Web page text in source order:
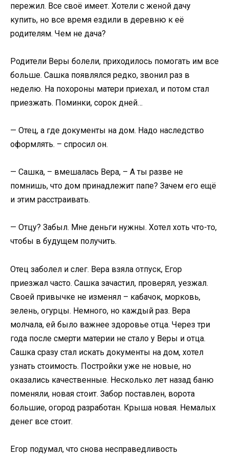
пережил. Все своё имеет. Хотели с женой дачу
купить, но все время ездили в деревню к её
родителям. Чем не дача?
Родители Веры болели, приходилось помогать им все
больше. Сашка появлялся редко, звонил раз в
неделю. На похороны матери приехал, и потом стал
приезжать. Поминки, сорок дней…
— Отец, а где документы на дом. Надо наследство
оформлять. – спросил он.
— Сашка, – вмешалась Вера, – А ты разве не
помнишь, что дом принадлежит папе? Зачем его ещё
и этим расстраивать.
— Отцу? Забыл. Мне деньги нужны. Хотел хоть что-то,
чтобы в будущем получить.
Отец заболел и слег. Вера взяла отпуск, Егор
приезжал часто. Сашка зачастил, проверял, уезжал.
Своей привычке не изменял – кабачок, морковь,
зелень, огурцы. Немного, но каждый раз. Вера
молчала, ей было важнее здоровье отца. Через три
года после смерти материи не стало у Веры и отца.
Сашка сразу стал искать документы на дом, хотел
узнать стоимость. Постройки уже не новые, но
оказались качественные. Несколько лет назад баню
поменяли, новая стоит. Забор поставлен, ворота
большие, огород разработан. Крыша новая. Немалых
денег все стоит.
Егор подумал, что снова несправедливость